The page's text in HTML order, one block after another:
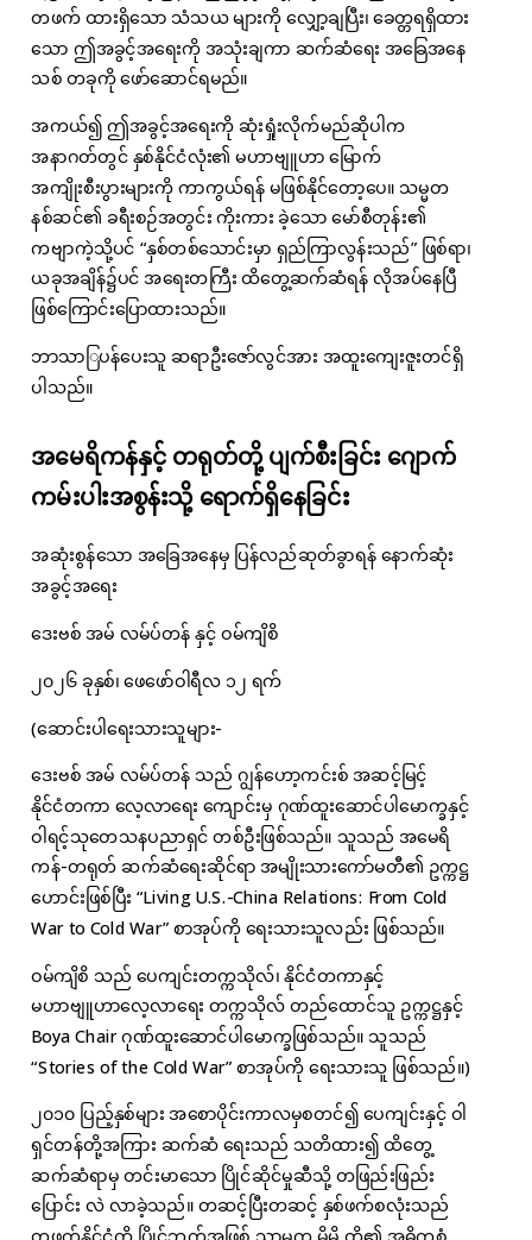
တဖက် ထားရှိသော သံသယ များကို လျှော့ချပြီး၊ ခေတ္တရရှိထား
သော ဤအခွင့်အရေးကို အသုံးချကာ ဆက်ဆံရေး အခြေအနေ
သစ် တခုကို ဖော်ဆောင်ရမည်။
အကယ်၍ ဤအခွင့်အရေးကို ဆုံးရှုံးလိုက်မည်ဆိုပါက
အနာဂတ်တွင် နှစ်နိုင်ငံလုံး၏ မဟာဗျူဟာ မြောက်
အကျိုးစီးပွားများကို ကာကွယ်ရန် မဖြစ်နိုင်တော့ပေ။ သမ္မတ
နစ်ဆင်၏ ခရီးစဉ်အတွင်း ကိုးကား ခဲ့သော မော်စီတုန်း၏
ကဗျာကဲ့သို့ပင် “နှစ်တစ်သောင်းမှာ ရှည်ကြာလွန်းသည်” ဖြစ်ရာ၊
ယခုအချိန်၌ပင် အရေးတကြီး ထိတွေ့ဆက်ဆံရန် လိုအပ်နေပြီ
ဖြစ်ကြောင်းပြောထားသည်။
ဘာသာြပန်ပေးသူ ဆရာဦးဇော်လွင်အား အထူးကျေးဇူးတင်ရှိ
ပါသည်။
အမေရိကန်နှင့် တရုတ်တို့ ပျက်စီးခြင်း ဂျောက်
ကမ်းပါးအစွန်းသို့ ရောက်ရှိနေခြင်း
အဆုံးစွန်သော အခြေအနေမှ ပြန်လည်ဆုတ်ခွာရန် နောက်ဆုံး
အခွင့်အရေး
ဒေးဗစ် အမ် လမ်ပ်တန် နှင့် ဝမ်ကျိစိ
၂၀၂၆ ခုနှစ်၊ ဖေဖော်ဝါရီလ ၁၂ ရက်
(ဆောင်းပါရေးသားသူများ-
ဒေးဗစ် အမ် လမ်ပ်တန် သည် ဂျွန်ဟော့ကင်းစ် အဆင့်မြင့်
နိုင်ငံတကာ လေ့လာရေး ကျောင်းမှ ဂုဏ်ထူးဆောင်ပါမောက္ခနှင့်
ဝါရင့်သုတေသနပညာရှင် တစ်ဦးဖြစ်သည်။ သူသည် အမေရိ
ကန်-တရုတ် ဆက်ဆံရေးဆိုင်ရာ အမျိုးသားကော်မတီ၏ ဥက္ကဋ္ဌ
ဟောင်းဖြစ်ပြီး “Living U.S.-China Relations: From Cold
War to Cold War” စာအုပ်ကို ရေးသားသူလည်း ဖြစ်သည်။
ဝမ်ကျိစိ သည် ပေကျင်းတက္ကသိုလ်၊ နိုင်ငံတကာနှင့်
မဟာဗျူဟာလေ့လာရေး တက္ကသိုလ် တည်ထောင်သူ ဥက္ကဋ္ဌနှင့်
Boya Chair ဂုဏ်ထူးဆောင်ပါမောက္ခဖြစ်သည်။ သူသည်
“Stories of the Cold War” စာအုပ်ကို ရေးသားသူ ဖြစ်သည်။)
၂၀၁၀ ပြည့်နှစ်များ အစောပိုင်းကာလမှစတင်၍ ပေကျင်းနှင့် ဝါ
ရှင်တန်တို့အကြား ဆက်ဆံ ရေးသည် သတိထား၍ ထိတွေ့
ဆက်ဆံရာမှ တင်းမာသော ပြိုင်ဆိုင်မှုဆီသို့ တဖြည်းဖြည်း
ပြောင်း လဲ လာခဲ့သည်။ တဆင့်ပြီးတဆင့် နှစ်ဖက်စလုံးသည်